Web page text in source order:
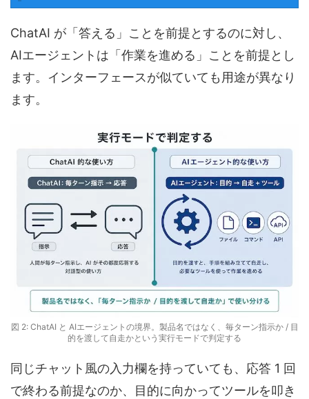
ChatAI が「答える」ことを前提とするのに対し、
AIエージェントは「作業を進める」ことを前提とし
ます。インターフェースが似ていても用途が異なり
ます。
図 2: ChatAI と AIエージェントの境界。製品名ではなく、毎ターン指示か / 目
的を渡して自走かという実行モードで判定する
同じチャット風の入力欄を持っていても、応答 1 回
で終わる前提なのか、目的に向かってツールを叩き